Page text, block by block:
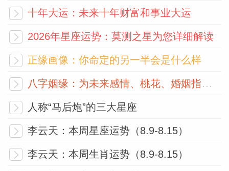
大的去说的，而且她们也觉得自己有着内部
因此，她们并不消极，反而是可以和消极的
情绪斗到底的。
十年大运：未来十年财富和事业大运
2026年星座运势：莫测之星为您详细解读
正缘画像：你命定的另一半会是什么样
八字姻缘：为未来感情、桃花、婚姻指明方向
人称“马后炮”的三大星座
李云天：本周星座运势（8.9-8.15）
李云天：本周生肖运势（8.9-8.15）